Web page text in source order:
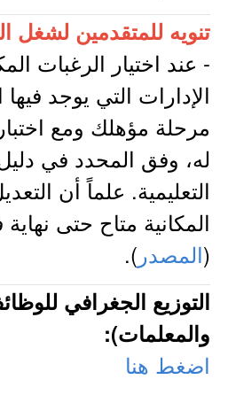
تنويه للمتقدمين لشغل
- عند اختيار الرغبات
الإدارات التي يوجد
مرحلة مؤهلك ومع
له، وفق المحدد في
التعليمية. علماً أن
المكانية متاح حتى نهاية
(المصدر ).
التوزيع الجغرافي
والمعلمات):
اضغط هنا